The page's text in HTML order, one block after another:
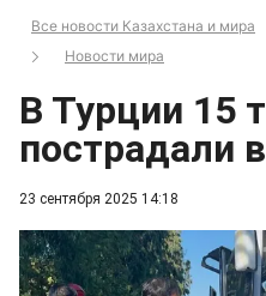
Все новости Казахстана и мира
Новости мира
23 сентября 2025 14:18
В Турции 15
пострадали